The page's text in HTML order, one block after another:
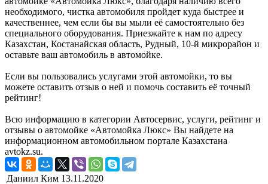
необходимого, чистка автомобиля пройдет куда быстрее и
качественнее, чем если бы вы мыли её самостоятельно без
специального оборудования. Приезжайте к нам по адресу
Казахстан, Костанайская область, Рудный, 10-й микрорайон и
оставьте ваш автомобиль в автомойке.
Если вы пользовались услугами этой автомойки, то вы
можете оставить отзыв о ней и помочь составить её точный
рейтинг!
Всю информацию в категории Автосервис, услуги, рейтинг и
отзывы о автомойке «Автомойка Люкс» Вы найдете на
информационном автомобильном портале Казахстана
avtokz.su.
Даниил Ким 13.11.2020